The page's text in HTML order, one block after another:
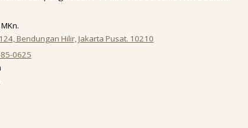
Bendungan Hilir, Jakarta Pusat. 10210
0625